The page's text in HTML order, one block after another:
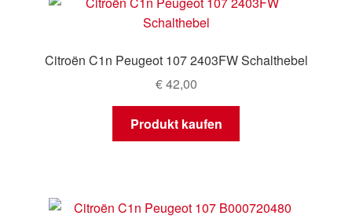
Citroën C1n Peugeot 107 2403FW Schalthebel
€42,00
Produkt kaufen